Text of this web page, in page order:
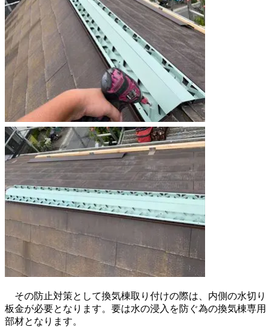
その防止対策として換気棟取り付けの際は、内側の水切り
板金が必要となります。要は水の浸入を防ぐ為の換気棟専用
部材となります。